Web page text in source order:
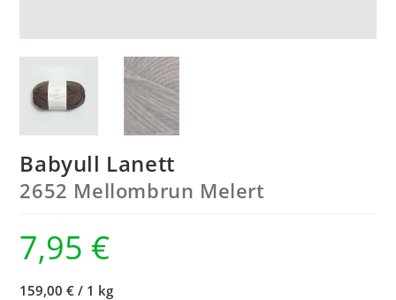
Babyull Lanett
2652 Mellombrun Melert
7,95 €
159,00 € / 1 kg